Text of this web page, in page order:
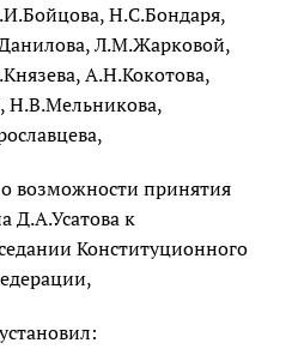
Н.С.Бондаря,
Л.М.Жарковой,
A.Н.Кокотова,
Н.В.Мельникова,
возможности принятия
Д.А.Усатова к
Конституционного
установил: